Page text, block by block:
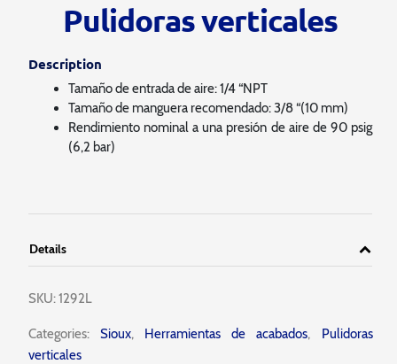
Pulidoras verticales
Description
Tamaño de entrada de aire: 1/4 “NPT
Tamaño de manguera recomendado: 3/8 “(10 mm)
Rendimiento nominal a una presión de aire de 90 psig
(6,2 bar)
Details
SKU:1292L
Categories:Sioux, Herramientas de acabados, Pulidoras
verticales